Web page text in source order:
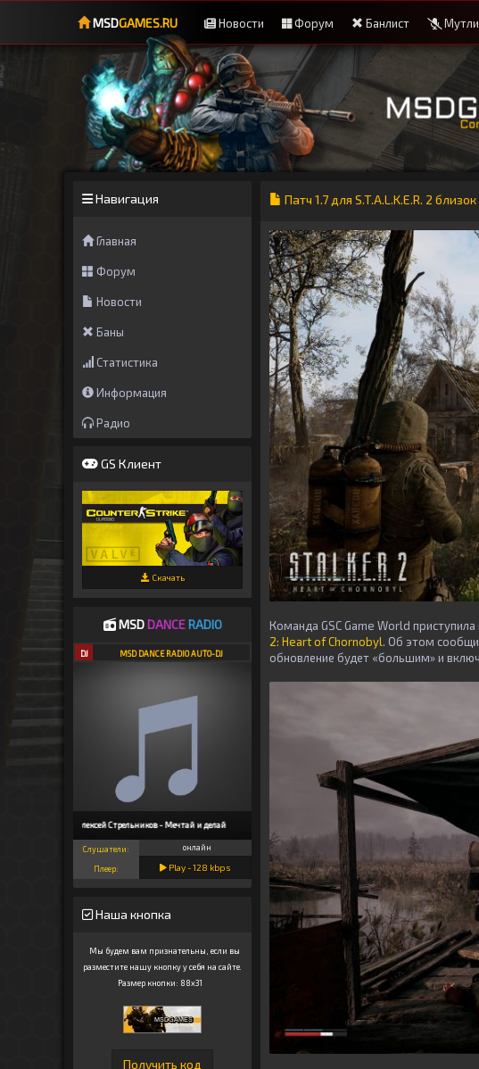
MSDGAMES.RU Новости Форум Банлист
Навигация
Главная
Форум
Новости
Баны
Статистика
Информация
Радио
GS Клиент
Скачать
MSDDANCE RADIO
DJ MSD DANCE RADIO AUTO-DJ
Алексей Стрельников - Мечтай и делай
Слушатели: онлайн
Плеер: Play -128 kbps
Наша кнопка
Мы будем вам признательны, если вы
разместите нашу кнопку у себя на сайте.
Размер кнопки: 88x31
Патч 1.7 для S.T.A.L.K.E.R. 2
Команда GSC Game World
2: Heart of Chornobyl. Об этом
обновление будет «большим» и